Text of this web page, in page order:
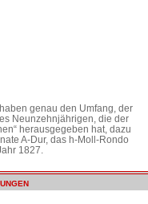
genau den Umfang, der
Neunzehnjährigen, die der
herausgegeben hat, dazu
A-Dur, das h-Moll-Rondo
1827.